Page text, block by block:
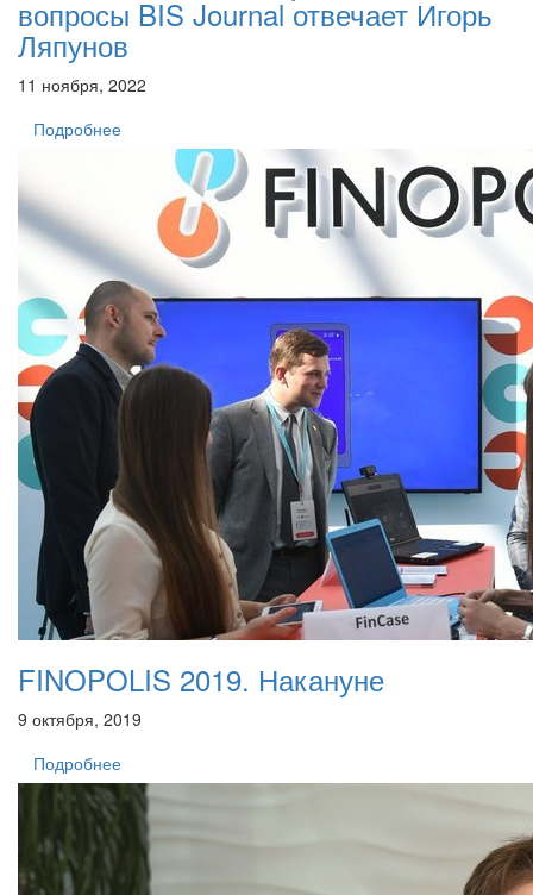
вопросы BIS Journal отвечает Игорь
Ляпунов
11 ноября, 2022
Подробнее
FINOPOLIS 2019. Накануне
9 октября, 2019
Подробнее